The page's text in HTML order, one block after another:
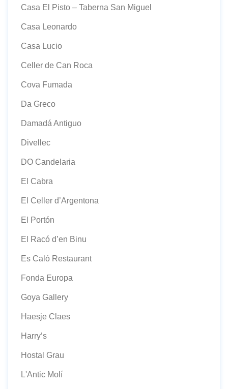
Casa El Pisto – Taberna San Miguel
Casa Leonardo
Casa Lucio
Celler de Can Roca
Cova Fumada
Da Greco
Damadá Antiguo
Divellec
DO Candelaria
El Cabra
El Celler d’Argentona
El Portón
El Racó d’en Binu
Es Caló Restaurant
Fonda Europa
Goya Gallery
Haesje Claes
Harry’s
Hostal Grau
L'Antic Molí